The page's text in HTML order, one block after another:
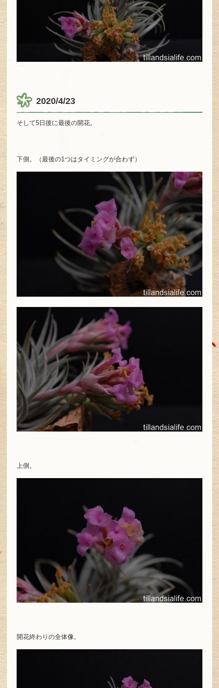
2020/4/23
そして5日後に最後の開花。
下側。（最後の1つはタイミングが合わず）
上側。
開花終わりの全体像。